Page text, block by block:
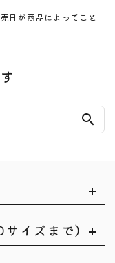
日が商品によってこと
search
イズまで）